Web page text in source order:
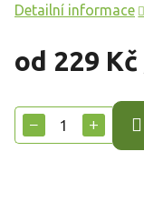
od 229 Kč
cena:
+
−
Detailní informace